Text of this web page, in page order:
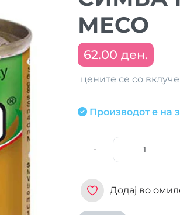
МЕСО
62.00 ден.
цените се со
Производот е на
-
Додај во